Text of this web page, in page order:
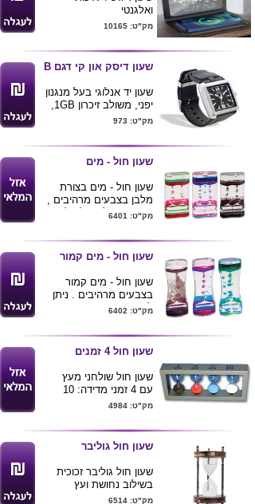
ואלגנטי
שעון מעורר
תצוגה דיגיטלית תאריך
ומד טמפרטורה
חיבור יו אס בי
ניתן להדפיס לוגו של
הלקוח
מק"ט: 10165
שעון דיסק און קי דגם B
שעון יד אנלוגי בעל מנגנון
יפני, משולב זיכרון 1GB,
מגיע בקופסא
למחשב, דיסק התקנה
וחוברת הסבר.
מק"ט: 973
שעון חול - מים
שעון חול - מים בצורת
מלבן בצבעים מרהיבים ,
מתנה מושלמת לשולחן עם
גובה 13 ס"מ
מק"ט: 6401
שעון חול - מים קמור
שעון חול - מים קמור
בצבעים מרהיבים . ניתן
למתג את השעון
מק"ט: 6402
שעון חול 4 זמנים
שעון חול שולחני מעץ
עם 4 זמני מדידה: 10
מידה 26X12.5 ס"מ
מק"ט: 4984
שעון חול גוליבר
שעון חול גוליבר זכוכית
בשילוב נחושת ועץ
גובה 21 ס"מ
מק"ט: 6514